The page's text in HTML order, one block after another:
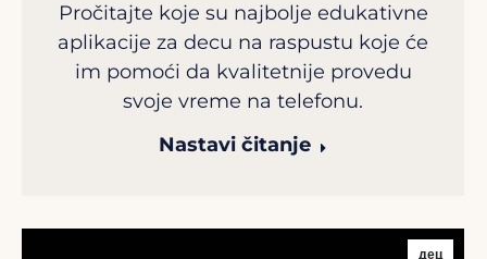
Pročitajte koje su najbolje edukativne
aplikacije za decu na raspustu koje će
im pomoći da kvalitetnije provedu
svoje vreme na telefonu.
Nastavi čitanje
дец